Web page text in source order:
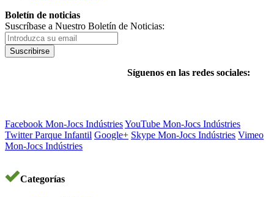
Boletín de noticias
Suscríbase a Nuestro Boletín de Noticias:
Suscribirse
Síguenos en las redes sociales:
Facebook Mon-Jocs IndústriesYouTube Mon-Jocs Indústries
Twitter Parque Infantil Google+ Skype Mon-Jocs Indústries Vimeo
Mon-Jocs Indústries
Categorías